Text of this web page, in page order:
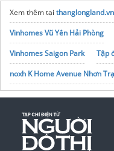
Xem thêm tại thanglongland.vn
Vinhomes Vũ Yên Hải Phòng
Vinhomes Saigon Park
Tập
noxh K Home Avenue Nhơn